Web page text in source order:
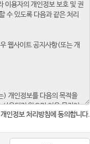
개인정보 처리방침에 동의합니다.